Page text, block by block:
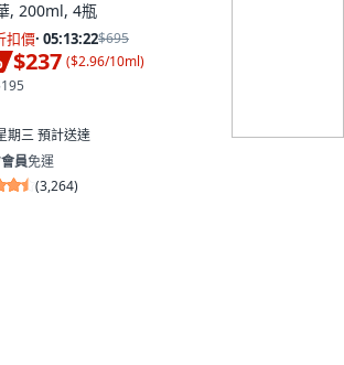
, 200ml, 4瓶
扣價· 05:13:21$695
$237 ($2.96/10ml)
期三預計送達
員免運
(3,264)